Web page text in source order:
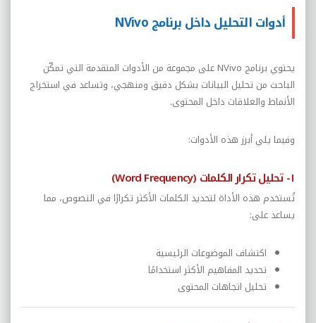
أدوات التحليل داخل برنامج NVivo
يحتوي برنامج NVivo على مجموعة من الأدوات المتقدمة التي تمكّن
الباحث من تحليل البيانات بشكل دقيق ومنهجي، وتساعد في استخراج
الأنماط والعلاقات داخل المحتوى.
وفيما يلي أبرز هذه الأدوات:
١- تحليل تكرار الكلمات (Word Frequency)
تُستخدم هذه الأداة لتحديد الكلمات الأكثر تكرارًا في النصوص، مما
يساعد على:
اكتشاف الموضوعات الرئيسية
تحديد المفاهيم الأكثر استخدامًا
تحليل اتجاهات المحتوى